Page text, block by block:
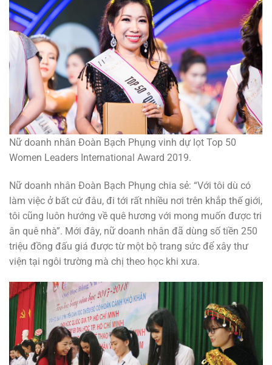
Nữ doanh nhân Đoàn Bạch Phụng vinh dự lọt Top 50
Women Leaders International Award 2019.
Nữ doanh nhân Đoàn Bạch Phụng chia sẻ: “Với tôi dù có
làm việc ở bất cứ đâu, đi tới rất nhiều nơi trên khắp thế giới,
tôi cũng luôn hướng về quê hương với mong muốn được tri
ân quê nhà”. Mới đây, nữ doanh nhân đã dùng số tiền 250
triệu đồng đấu giá được từ một bộ trang sức để xây thư
viện tại ngôi trường mà chị theo học khi xưa.